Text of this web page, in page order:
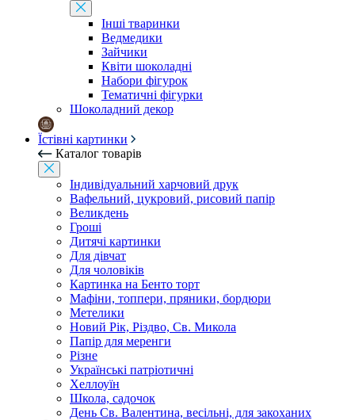
Інші тваринки
Ведмедики
Зайчики
Квіти шоколадні
Набори фігурок
Тематичні фігурки
Шоколадний декор
Їстівні картинки
Каталог товарів
Індивідуальний харчовий друк
Вафельний, цукровий, рисовий папір
Великдень
Гроші
Дитячі картинки
Для дівчат
Для чоловіків
Картинка на Бенто торт
Мафіни, топпери, пряники, бордюри
Метелики
Новий Рік, Різдво, Св. Микола
Папір для меренги
Різне
Українські патріотичні
Хеллоуїн
Школа, садочок
День Св. Валентина, весільні, для закоханих